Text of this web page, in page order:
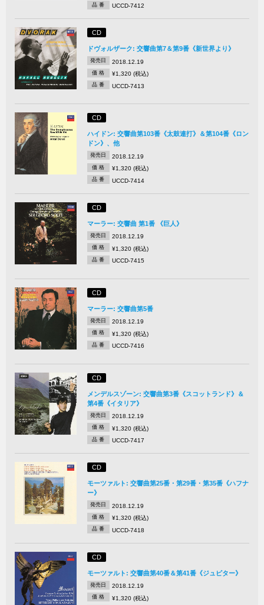
品 番 UCCD-7412
CD
ドヴォルザーク: 交響曲第7＆第9番《新世界より》
発売日 2018.12.19
価 格 ¥1,320 (税込)
品 番 UCCD-7413
CD
ハイドン: 交響曲第103番《太鼓連打》＆第104番《ロン
ドン》、他
発売日 2018.12.19
価 格 ¥1,320 (税込)
品 番 UCCD-7414
CD
マーラー: 交響曲 第1番 《巨人》
発売日 2018.12.19
価 格 ¥1,320 (税込)
品 番 UCCD-7415
CD
マーラー: 交響曲第5番
発売日 2018.12.19
価 格 ¥1,320 (税込)
品 番 UCCD-7416
CD
メンデルスゾーン: 交響曲第3番《スコットランド》＆
第4番《イタリア》
発売日 2018.12.19
価 格 ¥1,320 (税込)
品 番 UCCD-7417
CD
モーツァルト: 交響曲第25番・第29番・第35番《ハフナ
ー》
発売日 2018.12.19
価 格 ¥1,320 (税込)
品 番 UCCD-7418
CD
モーツァルト: 交響曲第40番＆第41番《ジュピター》
発売日 2018.12.19
価 格 ¥1,320 (税込)